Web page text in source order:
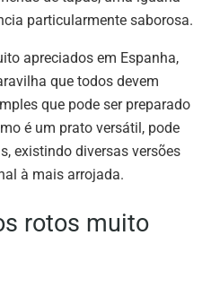
particularmente saborosa.
apreciados em Espanha,
que todos devem
que pode ser preparado
é um prato versátil, pode
existindo diversas versões
à mais arrojada.
rotos muito